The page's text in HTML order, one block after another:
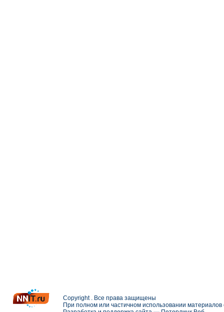
Copyright . Все права защищены
При полном или частичном использовании